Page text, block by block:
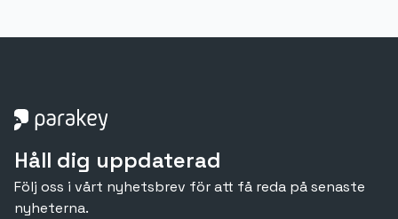
Håll dig uppdaterad
Följ oss i vårt nyhetsbrev för att få reda på senaste
nyheterna.